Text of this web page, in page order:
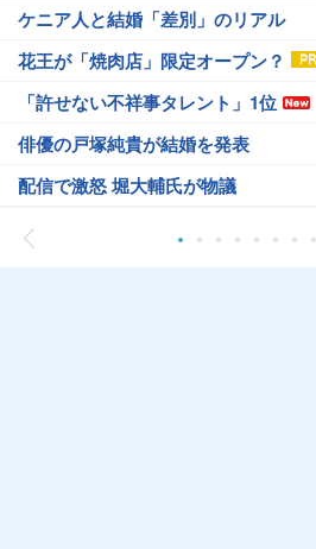
ケニア人と結婚「差別」のリアル
花王が「焼肉店」限定オープン？
「許せない不祥事タレント」1位
俳優の戸塚純貴が結婚を発表
配信で激怒 堀大輔氏が物議